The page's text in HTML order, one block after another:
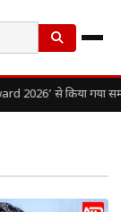
2026’ से किया गया